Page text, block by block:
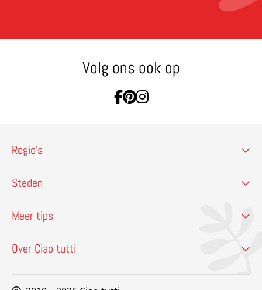
Volg ons ook op
Ga naar Facebook
Ga naar Pinterest
Ga naar Instagram
Regio’s
Steden
Meer tips
Over Ciao tutti